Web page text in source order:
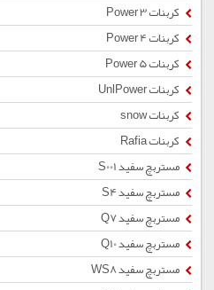
کربنات Power 3
کربنات Power 4
کربنات Power 5
کربنات UnlPower
کربنات snow
کربنات Rafia
مستربچ سفید S001
مستربچ سفید S4
مستربچ سفید Q7
مستربچ سفید Q10
مستربچ سفید WS8